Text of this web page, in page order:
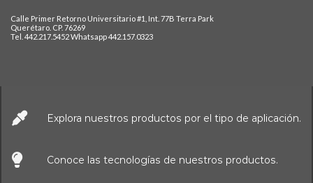
Calle Primer Retorno Universitario #1, Int. 77B Terra Park
Querétaro. CP. 76269
Tel. 442.217.5452 Whatsapp 442.157.0323
Explora nuestros productos por el tipo de aplicación.
Conoce las tecnologías de nuestros productos.